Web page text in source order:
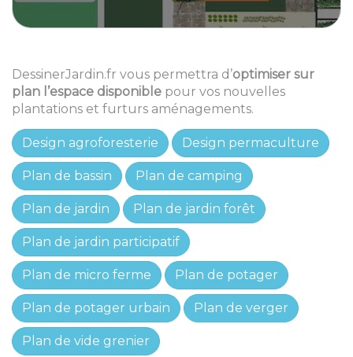
DessinerJardin.fr vous permettra d’optimiser sur
plan l’espace disponible pour vos nouvelles
plantations et furturs aménagements.
Design agroforesterie Design permaculture
Plan de bassin Plan de camping
Plan de jardin Plan de jardin forêt
Plan de jardin participatif
Plan de micro ferme Plan de potager
Plan de potager urbain Plan de verger
Plan de vide grenier